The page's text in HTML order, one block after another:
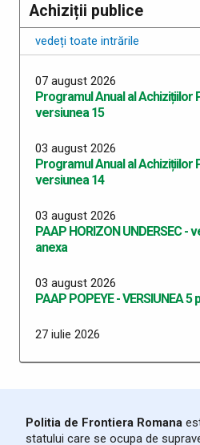
Achiziții publice
vedeți toate intrările
07 august 2026
Programul Anual al Achizițiilor
versiunea 15
03 august 2026
Programul Anual al Achizițiilor
versiunea 14
03 august 2026
PAAP HORIZON UNDERSEC -
anexa
03 august 2026
PAAP POPEYE - VERSIUNEA 5
27 iulie 2026
anexa
Politia de Frontiera Romana
statului care se ocupa de